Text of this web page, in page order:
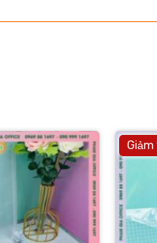
Giảm